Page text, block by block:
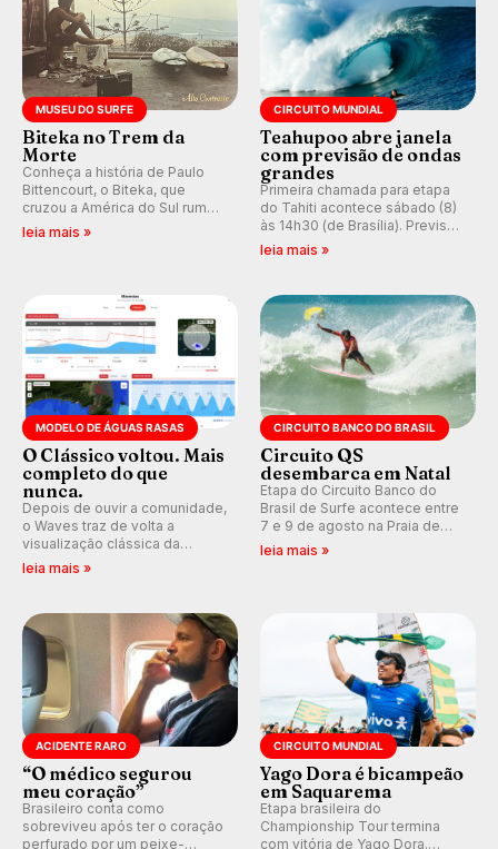
MUSEU DO SURFE
Biteka no Trem da
Morte
Conheça a história de Paulo
Bittencourt, o Biteka, que
cruzou a América do Sul rumo
ao Pacífico em uma jornada
leia mais »
CIRCUITO MUNDIAL
Teahupoo abre janela
com previsão de ondas
grandes
Primeira chamada para etapa
do Tahiti acontece sábado (8)
às 14h30 (de Brasília). Previsão
indica swell consistente.
Kelly Slater convidado.
leia mais »
MODELO DE ÁGUAS RASAS
O Clássico voltou. Mais
completo do que
nunca.
Depois de ouvir a comunidade,
o Waves traz de volta a
visualização clássica da
previsão de águas rasas,
ondas para até 16 dias.
leia mais »
CIRCUITO BANCO DO BRASIL
Circuito QS
desembarca em Natal
Etapa do Circuito Banco do
Brasil de Surfe acontece entre
7 e 9 de agosto na Praia de
Miami (RN), em disputas
leia mais »
ACIDENTE RARO
“O médico segurou
meu coração”
Brasileiro conta como
sobreviveu após ter o coração
perfurado por um peixe-
CIRCUITO MUNDIAL
Yago Dora é bicampeão
em Saquarema
Etapa brasileira do
Championship Tour termina
com vitória de Yago Dora.